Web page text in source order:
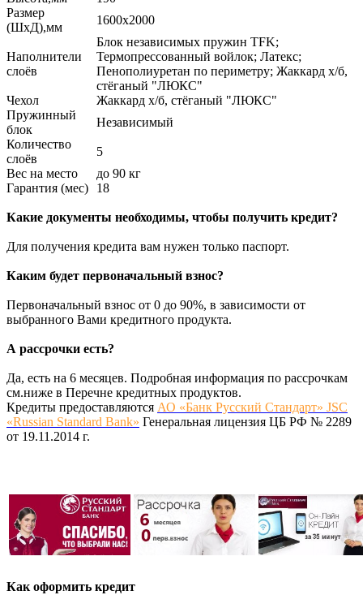
Размер
(ШхД),мм
1600х2000
Наполнители
слоёв
Блок независимых пружин TFK;
Термопрессованный войлок; Латекс;
Пенополиуретан по периметру; Жаккард х/б,
стёганый "ЛЮКС"
Чехол
Жаккард х/б, стёганый "ЛЮКС"
Пружинный
блок
Независимый
Количество
слоёв
5
Вес на место
до 90 кг
Гарантия (мес)
18
Какие документы необходимы, чтобы получить кредит?
Для получения кредита вам нужен только паспорт.
Каким будет первоначальный взнос?
Первоначальный взнос от 0 до 90%, в зависимости от
выбранного Вами кредитного продукта.
А рассрочки есть?
Да, есть на 6 месяцев. Подробная информация по рассрочкам
см.ниже в Перечне кредитных продуктов.
Кредиты предоставляются АО «Банк Русский Стандарт» JSC
«Russian Standard Bank» Генеральная лицензия ЦБ РФ № 2289
от 19.11.2014 г.
Как оформить кредит